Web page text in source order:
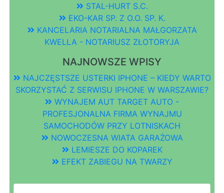
STAL-HURT S.C.
EKO-KAR SP. Z O.O. SP. K.
KANCELARIA NOTARIALNA MAŁGORZATA
KWELLA - NOTARIUSZ ZŁOTORYJA
NAJNOWSZE WPISY
NAJCZĘSTSZE USTERKI IPHONE – KIEDY WARTO
SKORZYSTAĆ Z SERWISU IPHONE W WARSZAWIE?
WYNAJEM AUT TARGET AUTO -
PROFESJONALNA FIRMA WYNAJMU
SAMOCHODÓW PRZY LOTNISKACH
NOWOCZESNA WIATA GARAŻOWA
LEMIESZE DO KOPAREK
EFEKT ZABIEGU NA TWARZY